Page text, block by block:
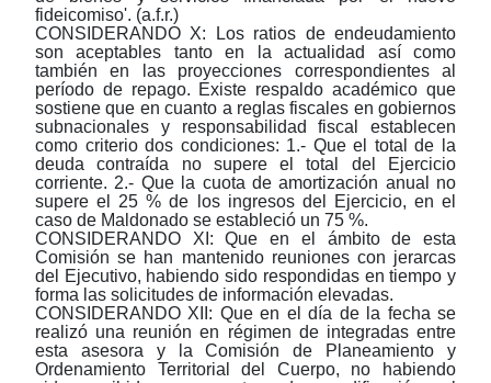
fideicomiso'. (a.f.r.)
CONSIDERANDO X: Los ratios de endeudamiento
son aceptables tanto en la actualidad así como
también en las proyecciones correspondientes al
período de repago. Existe respaldo académico que
sostiene que en cuanto a reglas fiscales en gobiernos
subnacionales y responsabilidad fiscal establecen
como criterio dos condiciones: 1.- Que el total de la
deuda contraída no supere el total del Ejercicio
corriente. 2.- Que la cuota de amortización anual no
supere el 25 % de los ingresos del Ejercicio, en el
caso de Maldonado se estableció un 75 %.
CONSIDERANDO XI: Que en el ámbito de esta
Comisión se han mantenido reuniones con jerarcas
del Ejecutivo, habiendo sido respondidas en tiempo y
forma las solicitudes de información elevadas.
CONSIDERANDO XII: Que en el día de la fecha se
realizó una reunión en régimen de integradas entre
esta asesora y la Comisión de Planeamiento y
Ordenamiento Territorial del Cuerpo, no habiendo